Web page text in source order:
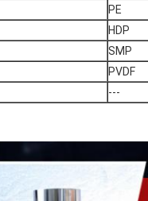
PE
HDP
SMP
PVDF
---